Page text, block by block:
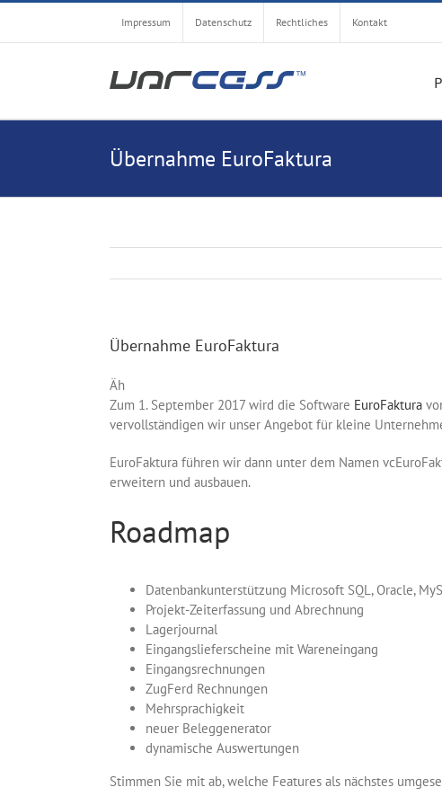
Zum
springen
Impressum Datenschutz Rechtliches Kontakt
Übernahme EuroFaktura
Übernahme EuroFaktura
Äh
Zum 1. September 2017 wird die Software EuroFaktura
vervollständigen wir unser Angebot für kleine
EuroFaktura führen wir dann unter dem Namen
erweitern und ausbauen.
Roadmap
Datenbankunterstützung Microsoft SQL, Oracle,
Projekt-Zeiterfassung und Abrechnung
Lagerjournal
Eingangslieferscheine mit Wareneingang
Eingangsrechnungen
ZugFerd Rechnungen
Mehrsprachigkeit
neuer Beleggenerator
dynamische Auswertungen
Stimmen Sie mit ab, welche Features als nächstes